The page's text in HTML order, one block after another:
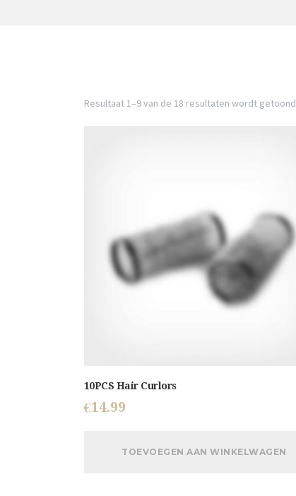
Resultaat 1–9 van de 18 resultaten wordt getoond
10PCS Hair Curlors
€14.99
TOEVOEGEN AAN WINKELWAGEN